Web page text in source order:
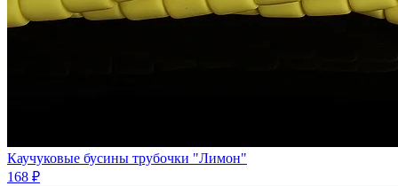
Каучуковые бусины трубочки "Лимон"
168 ₽